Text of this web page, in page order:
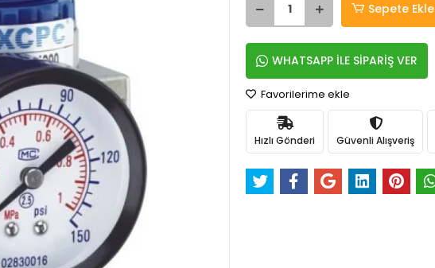
Sepete Ekle
WHATSAPP İLE SİPARİŞ VER
Favorilerime ekle
Hızlı Gönderi Güvenli Alışveriş